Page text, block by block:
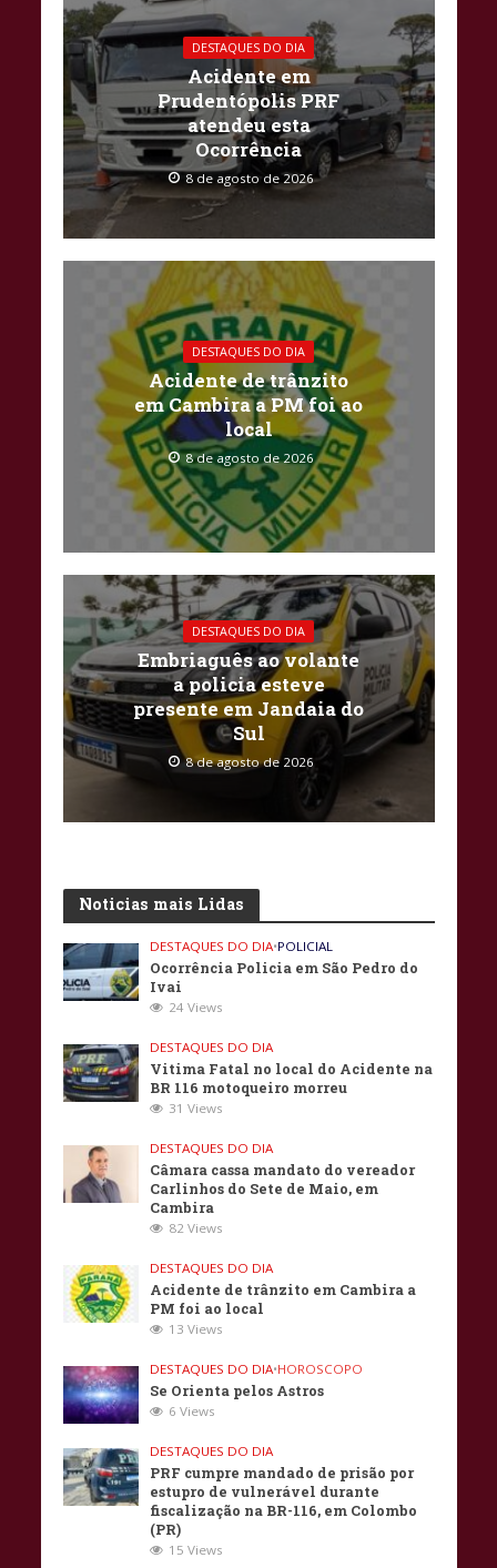
DESTAQUES DO DIA
Acidente em
Prudentópolis PRF
atendeu esta
Ocorrência
8 de agosto de 2026
DESTAQUES DO DIA
Acidente de trânzito
em Cambira a PM foi ao
local
8 de agosto de 2026
DESTAQUES DO DIA
Embriaguês ao volante
a policia esteve
presente em Jandaia do
Sul
8 de agosto de 2026
Noticias mais Lidas
DESTAQUES DO DIA•POLICIAL
Ocorrência Policia em São Pedro do
Ivai
24 Views
DESTAQUES DO DIA
Vitima Fatal no local do Acidente na
BR 116 motoqueiro morreu
31 Views
DESTAQUES DO DIA
Câmara cassa mandato do vereador
Carlinhos do Sete de Maio, em
Cambira
82 Views
DESTAQUES DO DIA
Acidente de trânzito em Cambira a
PM foi ao local
13 Views
DESTAQUES DO DIA•HOROSCOPO
Se Orienta pelos Astros
6 Views
DESTAQUES DO DIA
PRF cumpre mandado de prisão por
estupro de vulnerável durante
fiscalização na BR-116, em Colombo
(PR)
15 Views